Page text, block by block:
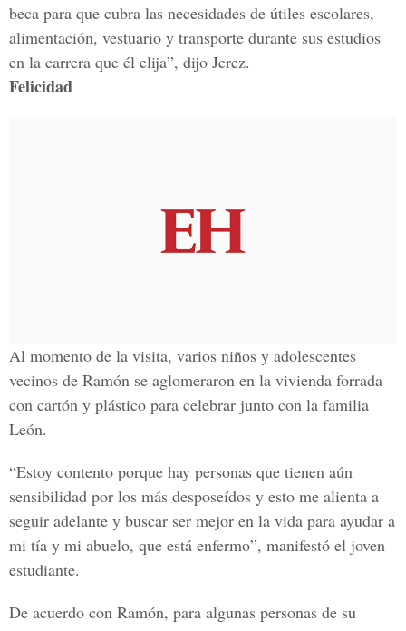
beca para que cubra las necesidades de útiles escolares,
alimentación, vestuario y transporte durante sus estudios
en la carrera que él elija”, dijo Jerez.
Felicidad
Al momento de la visita, varios niños y adolescentes
vecinos de Ramón se aglomeraron en la vivienda forrada
con cartón y plástico para celebrar junto con la familia
León.
“Estoy contento porque hay personas que tienen aún
sensibilidad por los más desposeídos y esto me alienta a
seguir adelante y buscar ser mejor en la vida para ayudar a
mi tía y mi abuelo, que está enfermo”, manifestó el joven
estudiante.
De acuerdo con Ramón, para algunas personas de su